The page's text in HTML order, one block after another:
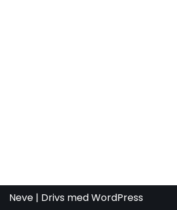
Neve | Drivs medWordPress